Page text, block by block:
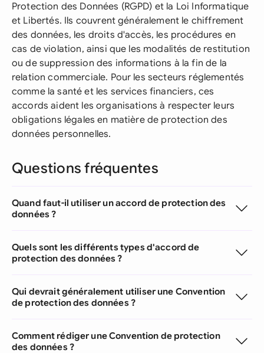
Protection des Données (RGPD) et la Loi Informatique
et Libertés. Ils couvrent généralement le chiffrement
des données, les droits d'accès, les procédures en
cas de violation, ainsi que les modalités de restitution
ou de suppression des informations à la fin de la
relation commerciale. Pour les secteurs réglementés
comme la santé et les services financiers, ces
accords aident les organisations à respecter leurs
obligations légales en matière de protection des
données personnelles.
Questions fréquentes
Quand faut-il utiliser un accord de protection des
données ?
Quels sont les différents types d'accord de
protection des données ?
Qui devrait généralement utiliser une Convention
de protection des données ?
Comment rédiger une Convention de protection
des données ?